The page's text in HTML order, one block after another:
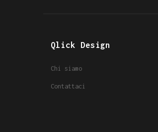
Qlick Design
Chi siamo
Contattaci